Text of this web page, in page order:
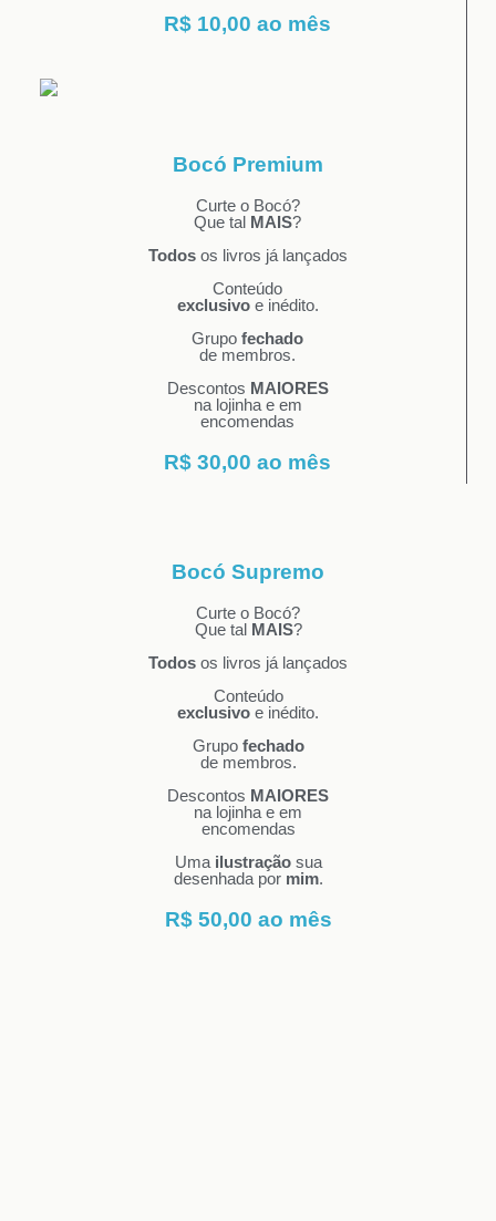
R$ 10,00 ao mês
Bocó Premium
Curte o Bocó?
Que tal MAIS?
Todosos livros já lançados
Conteúdo
exclusivoe inédito.
Grupo fechado
de membros.
Descontos MAIORES
na lojinha e em
encomendas
R$ 30,00 ao mês
Bocó Supremo
Curte o Bocó?
Que tal MAIS?
Todos os livros já lançados
Conteúdo
exclusivo e inédito.
Grupo fechado
de membros.
Descontos MAIORES
na lojinha e em
encomendas
Uma ilustração sua
desenhada por mim.
R$ 50,00 ao mês